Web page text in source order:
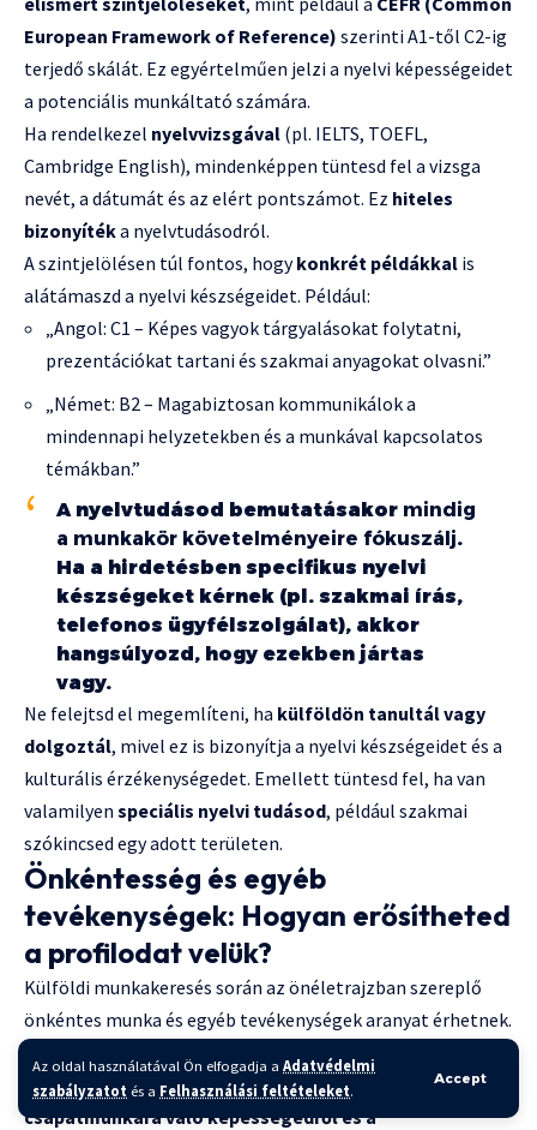
Az oldal használatával Ön elfogadja a Adatvédelmi
szabályzatot és a Felhasználási feltételeket.
Accept
European Framework of Reference) szerinti A1-től C2-ig
terjedő skálát. Ez egyértelműen jelzi a nyelvi képességeidet
a potenciális munkáltató számára.
Ha rendelkezel nyelvvizsgával (pl. IELTS, TOEFL,
Cambridge English), mindenképpen tüntesd fel a vizsga
nevét, a dátumát és az elért pontszámot. Ez hiteles
bizonyítéka nyelvtudásodról.
A szintjelölésen túl fontos, hogykonkrét példákkal is
alátámaszd a nyelvi készségeidet. Például:
„Angol: C1 – Képes vagyok tárgyalásokat folytatni,
prezentációkat tartani és szakmai anyagokat olvasni.”
„Német: B2 – Magabiztosan kommunikálok a
mindennapi helyzetekben és a munkával kapcsolatos
témákban.”
A nyelvtudásod bemutatásakor mindig
a munkakör követelményeire fókuszálj.
Ha a hirdetésben specifikus nyelvi
készségeket kérnek (pl. szakmai írás,
telefonos ügyfélszolgálat), akkor
hangsúlyozd, hogy ezekben jártas
vagy.
Ne felejtsd el megemlíteni, ha külföldön tanultál vagy
dolgoztál, mivel ez is bizonyítja a nyelvi készségeidet és a
kulturális érzékenységedet. Emellett tüntesd fel, ha van
valamilyen speciális nyelvi tudásod, például szakmai
szókincsed egy adott területen.
Önkéntesség és egyéb
tevékenységek: Hogyan erősítheted
a profilodat velük?
Külföldi munkakeresés során az önéletrajzban szereplő
önkéntes munka és egyéb tevékenységek aranyat érhetnek.
Ezek a tapasztalatok nem csupán a személyiségedről
árulkodnak, hanem amunkamorálodról, a
csapatmunkára való képességedről és a